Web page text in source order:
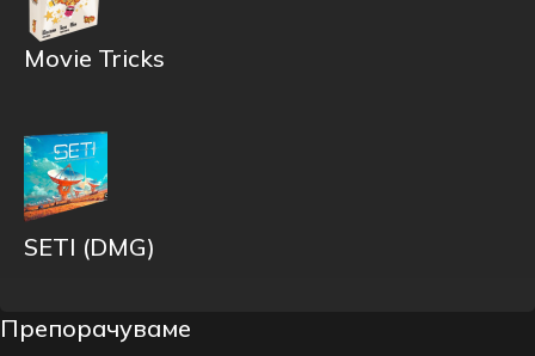
Movie Tricks
SETI (DMG)
Препорачуваме